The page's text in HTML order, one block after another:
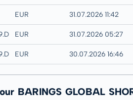
EUR 31.07.2026 11:42
EUR 31.07.2026 05:27
EUR 30.07.2026 16:46
BARINGS GLOBAL